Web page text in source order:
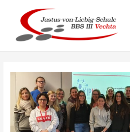
springen